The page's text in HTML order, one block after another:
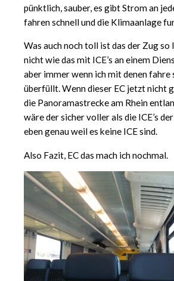
pünktlich, sauber, es gibt Strom an
fahren schnell und die Klimaanlage
Was auch noch toll ist das der Zug so
nicht wie das mit ICE’s an einem
aber immer wenn ich mit denen fahre
überfüllt. Wenn dieser EC jetzt nicht
die Panoramastrecke am Rhein
wäre der sicher voller als die ICE’s
eben genau weil es keine ICE sind.
Also Fazit, EC das mach ich nochmal.